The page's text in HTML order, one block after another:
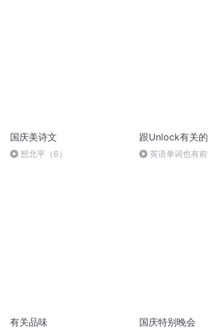
国庆美诗文
想北平（6）
跟Unlock有关
英语单词也有前
有关品味 国庆特别晚会